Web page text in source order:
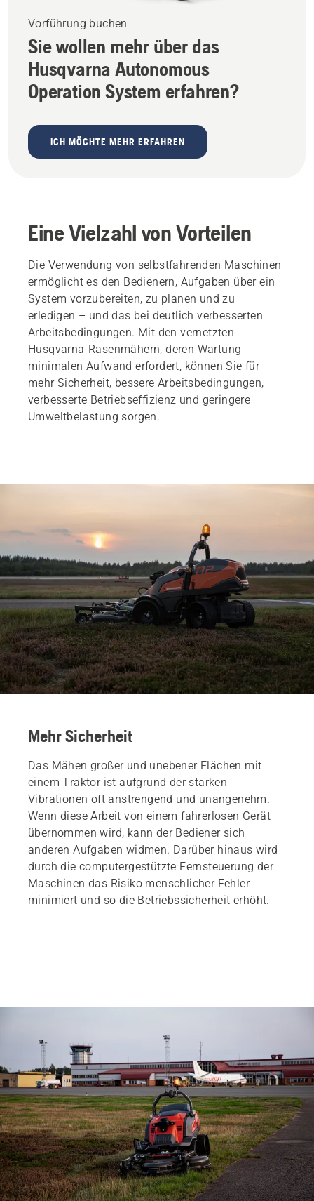
Vorführung buchen
Sie wollen mehr über das
Husqvarna Autonomous
Operation System erfahren?
ICH MÖCHTE MEHR ERFAHREN
Eine Vielzahl von Vorteilen
Die Verwendung von selbstfahrenden Maschinen
ermöglicht es den Bedienern, Aufgaben über ein
System vorzubereiten, zu planen und zu
erledigen – und das bei deutlich verbesserten
Arbeitsbedingungen. Mit den vernetzten
Husqvarna-Rasenmähern, deren Wartung
minimalen Aufwand erfordert, können Sie für
mehr Sicherheit, bessere Arbeitsbedingungen,
verbesserte Betriebseffizienz und geringere
Umweltbelastung sorgen.
Mehr Sicherheit
Das Mähen großer und unebener Flächen mit
einem Traktor ist aufgrund der starken
Vibrationen oft anstrengend und unangenehm.
Wenn diese Arbeit von einem fahrerlosen Gerät
übernommen wird, kann der Bediener sich
anderen Aufgaben widmen. Darüber hinaus wird
durch die computergestützte Fernsteuerung der
Maschinen das Risiko menschlicher Fehler
minimiert und so die Betriebssicherheit erhöht.